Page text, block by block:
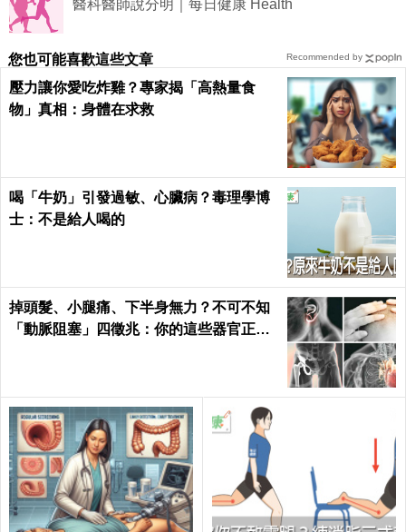
醫科醫師說分明｜每日健康 Health
您也可能喜歡這些文章
壓力讓你愛吃炸雞？專家揭「高熱量食
物」真相：身體在求救
喝「牛奶」引發過敏、心臟病？毒理學博
士：不是給人喝的
掉頭髮、小腿痛、下半身無力？不可不知
「動脈阻塞」四徵兆：你的這些器官正在
Recommended by